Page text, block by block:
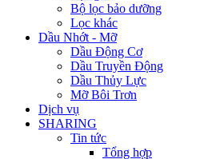
Bộ lọc bảo dưỡng
Lọc khác
Dầu Nhớt - Mỡ
Dầu Động Cơ
Dầu Truyền Động
Dầu Thủy Lực
Mỡ Bôi Trơn
Dịch vụ
SHARING
Tin tức
Tổng hợp